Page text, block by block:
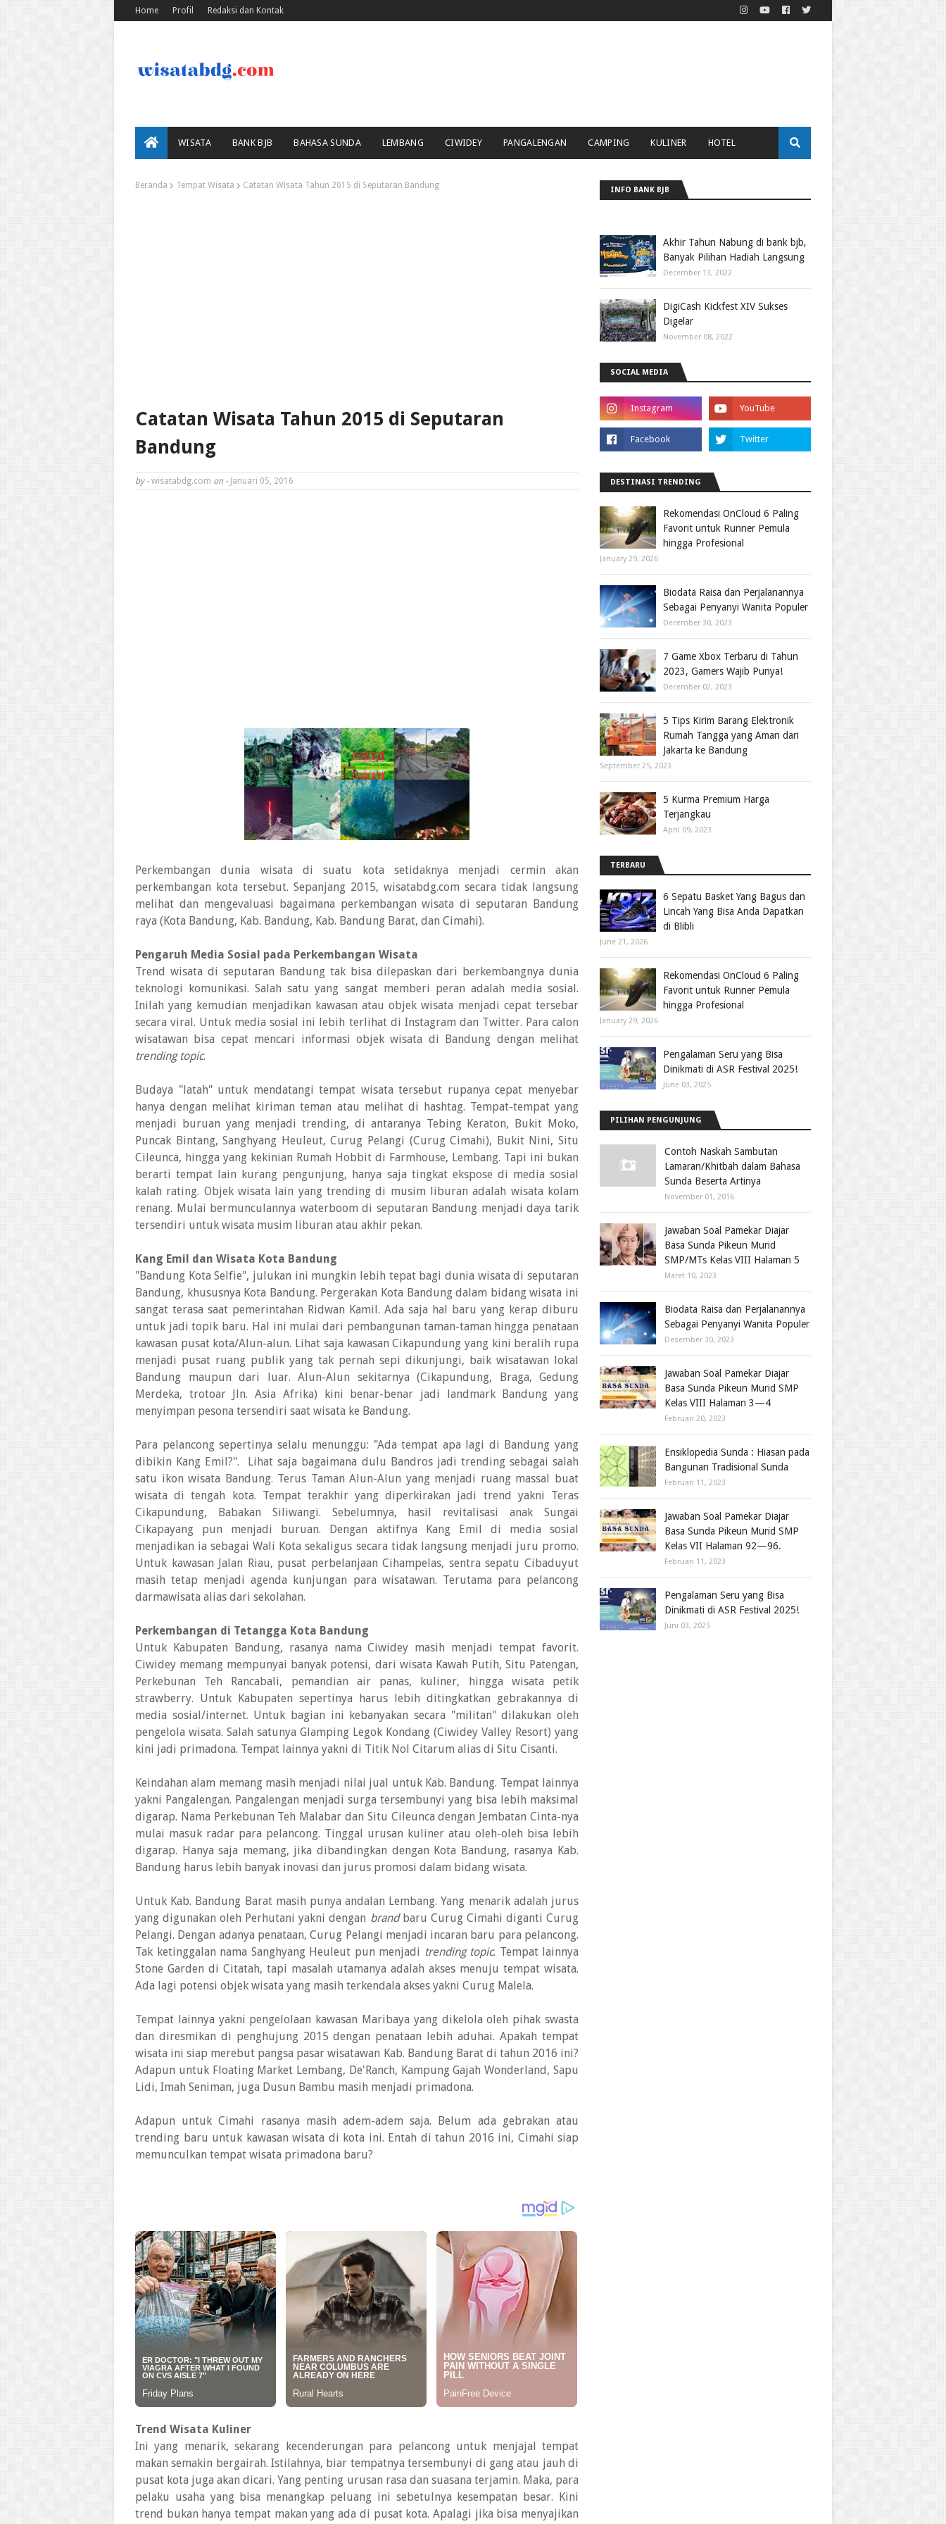
Home Profil Redaksi dan Kontak
WISATA BANK BJB BAHASA SUNDA LEMBANG CIWIDEY PANGALENGAN CAMPING KULINER HOTEL
Beranda Tempat Wisata Catatan Wisata Tahun 2015 di Seputaran Bandung
Catatan Wisata Tahun 2015 di Seputaran
Bandung
by - wisatabdg.com on - Januari 05, 2016
Perkembangan dunia wisata di suatu kota setidaknya menjadi cermin akan
perkembangan kota tersebut. Sepanjang 2015, wisatabdg.com secara tidak langsung
melihat dan mengevaluasi bagaimana perkembangan wisata di seputaran Bandung
raya (Kota Bandung, Kab. Bandung, Kab. Bandung Barat, dan Cimahi).
Pengaruh Media Sosial pada Perkembangan Wisata
Trend wisata di seputaran Bandung tak bisa dilepaskan dari berkembangnya dunia
teknologi komunikasi. Salah satu yang sangat memberi peran adalah media sosial.
Inilah yang kemudian menjadikan kawasan atau objek wisata menjadi cepat tersebar
secara viral. Untuk media sosial ini lebih terlihat di Instagram dan Twitter. Para calon
wisatawan bisa cepat mencari informasi objek wisata di Bandung dengan melihat
trending topic.
Budaya "latah" untuk mendatangi tempat wisata tersebut rupanya cepat menyebar
hanya dengan melihat kiriman teman atau melihat di hashtag. Tempat-tempat yang
menjadi buruan yang menjadi trending, di antaranya Tebing Keraton, Bukit Moko,
Puncak Bintang, Sanghyang Heuleut, Curug Pelangi (Curug Cimahi), Bukit Nini, Situ
Cileunca, hingga yang kekinian Rumah Hobbit di Farmhouse, Lembang. Tapi ini bukan
berarti tempat lain kurang pengunjung, hanya saja tingkat ekspose di media sosial
kalah rating. Objek wisata lain yang trending di musim liburan adalah wisata kolam
renang. Mulai bermunculannya waterboom di seputaran Bandung menjadi daya tarik
tersendiri untuk wisata musim liburan atau akhir pekan.
Kang Emil dan Wisata Kota Bandung
"Bandung Kota Selfie", julukan ini mungkin lebih tepat bagi dunia wisata di seputaran
Bandung, khususnya Kota Bandung. Pergerakan Kota Bandung dalam bidang wisata ini
sangat terasa saat pemerintahan Ridwan Kamil. Ada saja hal baru yang kerap diburu
untuk jadi topik baru. Hal ini mulai dari pembangunan taman-taman hingga penataan
kawasan pusat kota/Alun-alun. Lihat saja kawasan Cikapundung yang kini beralih rupa
menjadi pusat ruang publik yang tak pernah sepi dikunjungi, baik wisatawan lokal
Bandung maupun dari luar. Alun-Alun sekitarnya (Cikapundung, Braga, Gedung
Merdeka, trotoar Jln. Asia Afrika) kini benar-benar jadi landmark Bandung yang
menyimpan pesona tersendiri saat wisata ke Bandung.
Para pelancong sepertinya selalu menunggu: "Ada tempat apa lagi di Bandung yang
dibikin Kang Emil?". Lihat saja bagaimana dulu Bandros jadi trending sebagai salah
satu ikon wisata Bandung. Terus Taman Alun-Alun yang menjadi ruang massal buat
wisata di tengah kota. Tempat terakhir yang diperkirakan jadi trend yakni Teras
Cikapundung, Babakan Siliwangi. Sebelumnya, hasil revitalisasi anak Sungai
Cikapayang pun menjadi buruan. Dengan aktifnya Kang Emil di media sosial
menjadikan ia sebagai Wali Kota sekaligus secara tidak langsung menjadi juru promo.
Untuk kawasan Jalan Riau, pusat perbelanjaan Cihampelas, sentra sepatu Cibaduyut
masih tetap menjadi agenda kunjungan para wisatawan. Terutama para pelancong
darmawisata alias dari sekolahan.
Perkembangan di Tetangga Kota Bandung
Untuk Kabupaten Bandung, rasanya nama Ciwidey masih menjadi tempat favorit.
Ciwidey memang mempunyai banyak potensi, dari wisata Kawah Putih, Situ Patengan,
Perkebunan Teh Rancabali, pemandian air panas, kuliner, hingga wisata petik
strawberry. Untuk Kabupaten sepertinya harus lebih ditingkatkan gebrakannya di
media sosial/internet. Untuk bagian ini kebanyakan secara "militan" dilakukan oleh
pengelola wisata. Salah satunya Glamping Legok Kondang (Ciwidey Valley Resort) yang
kini jadi primadona. Tempat lainnya yakni di Titik Nol Citarum alias di Situ Cisanti.
Keindahan alam memang masih menjadi nilai jual untuk Kab. Bandung. Tempat lainnya
yakni Pangalengan. Pangalengan menjadi surga tersembunyi yang bisa lebih maksimal
digarap. Nama Perkebunan Teh Malabar dan Situ Cileunca dengan Jembatan Cinta-nya
mulai masuk radar para pelancong. Tinggal urusan kuliner atau oleh-oleh bisa lebih
digarap. Hanya saja memang, jika dibandingkan dengan Kota Bandung, rasanya Kab.
Bandung harus lebih banyak inovasi dan jurus promosi dalam bidang wisata.
Untuk Kab. Bandung Barat masih punya andalan Lembang. Yang menarik adalah jurus
yang digunakan oleh Perhutani yakni dengan brand baru Curug Cimahi diganti Curug
Pelangi. Dengan adanya penataan, Curug Pelangi menjadi incaran baru para pelancong.
Tak ketinggalan nama Sanghyang Heuleut pun menjadi trending topic. Tempat lainnya
Stone Garden di Citatah, tapi masalah utamanya adalah akses menuju tempat wisata.
Ada lagi potensi objek wisata yang masih terkendala akses yakni Curug Malela.
Tempat lainnya yakni pengelolaan kawasan Maribaya yang dikelola oleh pihak swasta
dan diresmikan di penghujung 2015 dengan penataan lebih aduhai. Apakah tempat
wisata ini siap merebut pangsa pasar wisatawan Kab. Bandung Barat di tahun 2016 ini?
Adapun untuk Floating Market Lembang, De'Ranch, Kampung Gajah Wonderland, Sapu
Lidi, Imah Seniman, juga Dusun Bambu masih menjadi primadona.
Adapun untuk Cimahi rasanya masih adem-adem saja. Belum ada gebrakan atau
trending baru untuk kawasan wisata di kota ini. Entah di tahun 2016 ini, Cimahi siap
memunculkan tempat wisata primadona baru?
Trend Wisata Kuliner
Ini yang menarik, sekarang kecenderungan para pelancong untuk menjajal tempat
makan semakin bergairah. Istilahnya, biar tempatnya tersembunyi di gang atau jauh di
pusat kota juga akan dicari. Yang penting urusan rasa dan suasana terjamin. Maka, para
pelaku usaha yang bisa menangkap peluang ini sebetulnya kesempatan besar. Kini
trend bukan hanya tempat makan yang ada di pusat kota. Apalagi jika bisa menyajikan
INFO BANK BJB
Akhir Tahun Nabung di bank bjb,
Banyak Pilihan Hadiah Langsung
December 13, 2022
DigiCash Kickfest XIV Sukses
Digelar
November 08, 2022
SOCIAL MEDIA
DESTINASI TRENDING
Rekomendasi OnCloud 6 Paling
Favorit untuk Runner Pemula
hingga Profesional
January 29, 2026
Biodata Raisa dan Perjalanannya
Sebagai Penyanyi Wanita Populer
December 30, 2023
7 Game Xbox Terbaru di Tahun
2023, Gamers Wajib Punya!
December 02, 2023
5 Tips Kirim Barang Elektronik
Rumah Tangga yang Aman dari
Jakarta ke Bandung
September 25, 2023
5 Kurma Premium Harga
Terjangkau
April 09, 2023
TERBARU
6 Sepatu Basket Yang Bagus dan
Lincah Yang Bisa Anda Dapatkan
di Blibli
June 21, 2026
Rekomendasi OnCloud 6 Paling
Favorit untuk Runner Pemula
hingga Profesional
January 29, 2026
Pengalaman Seru yang Bisa
Dinikmati di ASR Festival 2025!
June 03, 2025
PILIHAN PENGUNJUNG
Contoh Naskah Sambutan
Lamaran/Khitbah dalam Bahasa
Sunda Beserta Artinya
November 01, 2016
Jawaban Soal Pamekar Diajar
Basa Sunda Pikeun Murid
SMP/MTs Kelas VIII Halaman 5
Maret 10, 2023
Biodata Raisa dan Perjalanannya
Sebagai Penyanyi Wanita Populer
Desember 30, 2023
Jawaban Soal Pamekar Diajar
Basa Sunda Pikeun Murid SMP
Kelas VIII Halaman 3—4
Februari 20, 2023
Ensiklopedia Sunda : Hiasan pada
Bangunan Tradisional Sunda
Februari 11, 2023
Jawaban Soal Pamekar Diajar
Basa Sunda Pikeun Murid SMP
Kelas VII Halaman 92—96.
Februari 11, 2023
Pengalaman Seru yang Bisa
Dinikmati di ASR Festival 2025!
Juni 03, 2025